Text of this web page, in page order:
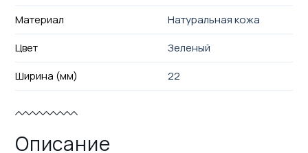
Материал
Натуральная кожа
Цвет
Зеленый
Ширина (мм)
22
Описание